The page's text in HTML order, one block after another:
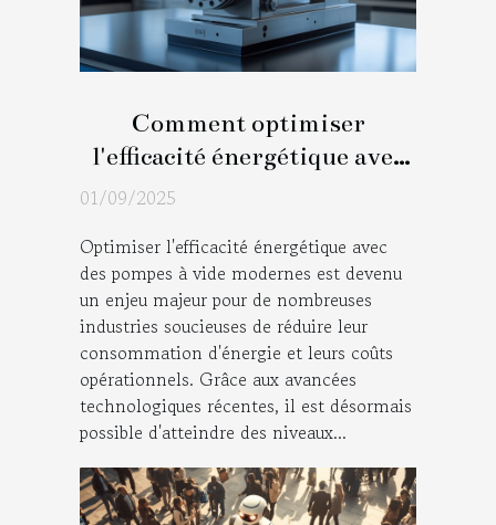
Comment optimiser
l'efficacité énergétique avec
des pompes à vide modernes
01/09/2025
Optimiser l'efficacité énergétique avec
des pompes à vide modernes est devenu
un enjeu majeur pour de nombreuses
industries soucieuses de réduire leur
consommation d'énergie et leurs coûts
opérationnels. Grâce aux avancées
technologiques récentes, il est désormais
possible d'atteindre des niveaux...